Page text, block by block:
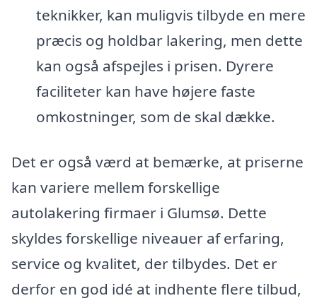
teknikker, kan muligvis tilbyde en mere
præcis og holdbar lakering, men dette
kan også afspejles i prisen. Dyrere
faciliteter kan have højere faste
omkostninger, som de skal dække.
Det er også værd at bemærke, at priserne
kan variere mellem forskellige
autolakering firmaer i Glumsø. Dette
skyldes forskellige niveauer af erfaring,
service og kvalitet, der tilbydes. Det er
derfor en god idé at indhente flere tilbud,